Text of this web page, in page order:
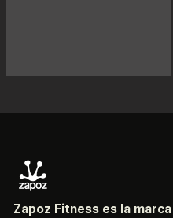
Zapoz Fitness es la